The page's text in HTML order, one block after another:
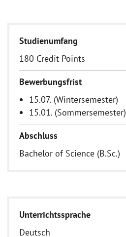
Studienumfang
180 Credit Points
Bewerbungsfrist
15.07. (Wintersemester)
15.01. (Sommersemester)
Abschluss
Bachelor of Science (B.Sc.)
Unterrichtssprache
Deutsch